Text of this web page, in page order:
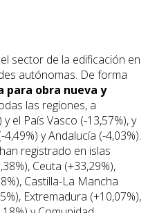
sector de la edificación en
autónomas. De forma
para obra nueva y
las regiones, a
el País Vasco (-13,57%), y
y Andalucía (-4,03%).
registrado en islas
Ceuta (+33,29%),
Castilla-La Mancha
Extremadura (+10,07%),